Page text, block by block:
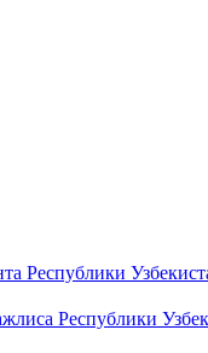
Республики
Республики